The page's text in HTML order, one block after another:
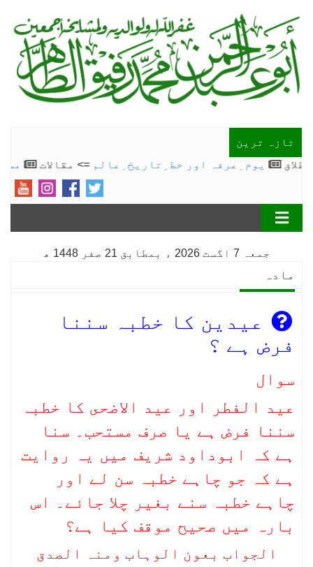
تازہ ترین
مسئلہ
یوم ِعرفہ اور خط ِتاریخ ِعالم => مقالات
جمعہ 7 اگست 2026 ء بمطابق 21 صفر 1448 ھ
مادہ
عیدین کا خطبہ سننا
فرض ہے ؟
سوال
عید الفطر اور عید الاضحى کا خطبہ
سننا فرض ہے یا صرف مستحب۔ سنا
ہے کہ ابوداود شریف میں یہ روایت
ہے کہ جو چاہے خطبہ سن لے اور
چاہے خطبہ سنے بغیر چلا جائے۔ اس
بارہ میں صحیح موقف کیا ہے؟
الجواب بعون الوہاب ومنہ الصدق